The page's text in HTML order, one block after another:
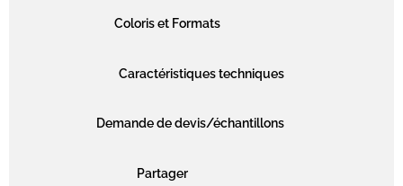
Coloris et Formats
Caractéristiques techniques
Demande de devis/échantillons
Partager